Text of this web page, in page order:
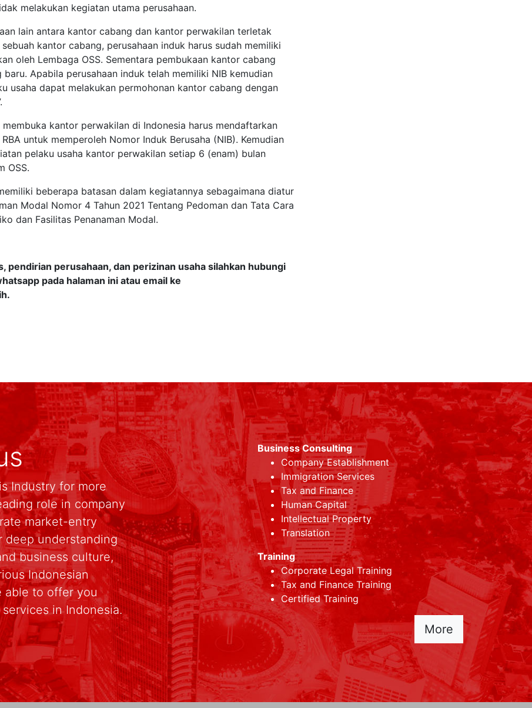
melakukan kegiatan utama perusahaan.
lain antara kantor cabang dan kantor perwakilan terletak
kantor cabang, perusahaan induk harus sudah memiliki
oleh Lembaga OSS. Sementara pembukaan kantor cabang
Apabila perusahaan induk telah memiliki NIB kemudian
usaha dapat melakukan permohonan kantor cabang dengan
kantor perwakilan di Indonesia harus mendaftarkan
untuk memperoleh Nomor Induk Berusaha (NIB). Kemudian
pelaku usaha kantor perwakilan setiap 6 (enam) bulan
OSS.
beberapa batasan dalam kegiatannya sebagaimana diatur
Modal Nomor 4 Tahun 2021 Tentang Pedoman dan Tata Cara
dan Fasilitas Penanaman Modal.
pendirian perusahaan, dan perizinan usaha silahkan hubungi
pada halaman ini atau email ke
Industry for more
role in company
market-entry
deep understanding
business culture,
Indonesian
able to offer you
in Indonesia.
Business Consulting
Company Establishment
Immigration Services
Tax and Finance
Human Capital
Intellectual Property
Translation
Training
Corporate Legal Training
Tax and Finance Training
Certified Training
More